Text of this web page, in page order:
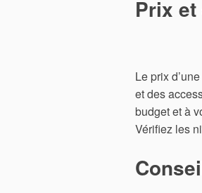
Prix
Le prix
et des
budget et à
Vérifiez les